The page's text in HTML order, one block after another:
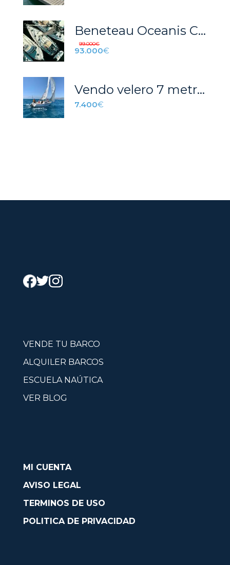
Beneteau Oceanis Clipper 411 (1998)
99.000€
93.000€
Vendo velero 7 metros
7.400€
VENDE TU BARCO
ALQUILER BARCOS
ESCUELA NAÚTICA
VER BLOG
MI CUENTA
AVISO LEGAL
TERMINOS DE USO
POLITICA DE PRIVACIDAD